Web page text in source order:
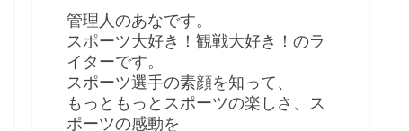
管理人のあなです。
スポーツ大好き！観戦大好き！のラ
イターです。
スポーツ選手の素顔を知って、
もっともっとスポーツの楽しさ、ス
ポーツの感動を